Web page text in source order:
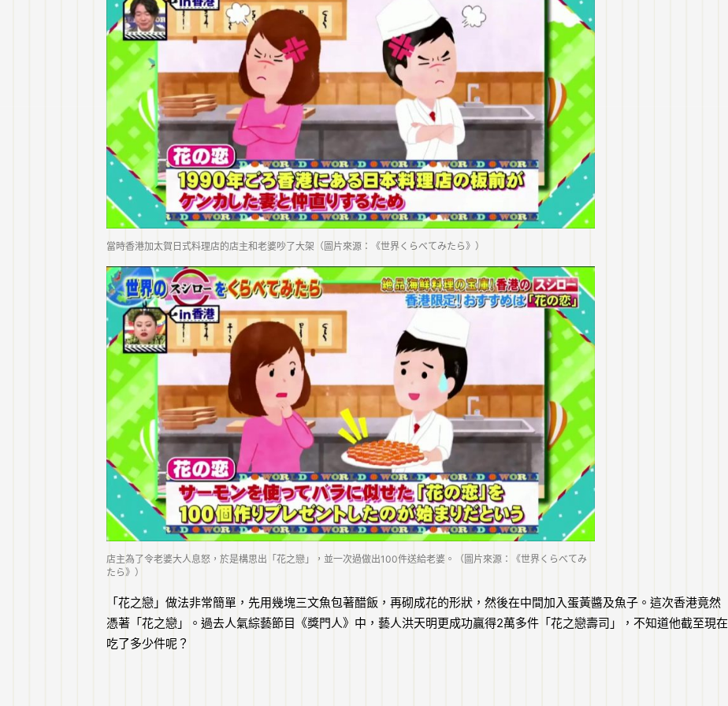
當時香港加太賀日式料理店的店主和老婆吵了大架（圖片來源：《世界くらべてみたら》）
店主為了令老婆大人息怒，於是構思出「花之戀」，並一次過做出100件送給老婆。（圖片來源：《世界くらべてみ
たら》）
「花之戀」做法非常簡單，先用幾塊三文魚包著醋飯，再砌成花的形狀，然後在中間加入蛋黃醬及魚子。這次香港竟然
憑著「花之戀」。過去人氣綜藝節目《獎門人》中，藝人洪天明更成功贏得2萬多件「花之戀壽司」，不知道他截至現在
吃了多少件呢？